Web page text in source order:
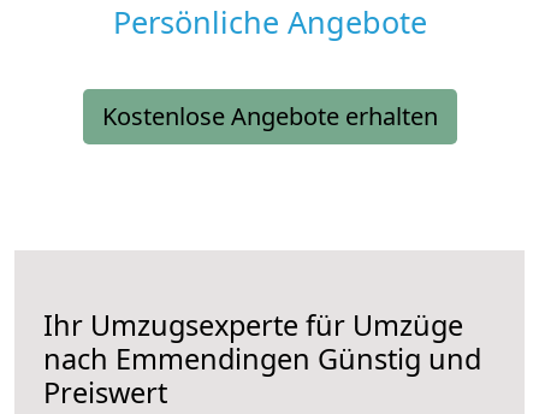
Persönliche Angebote
Kostenlose Angebote erhalten
Ihr Umzugsexperte für Umzüge
nach Emmendingen Günstig und
Preiswert